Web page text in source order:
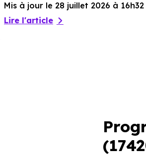
Mis à jour le 28 juillet 2026 à 16h32
Lire l'article